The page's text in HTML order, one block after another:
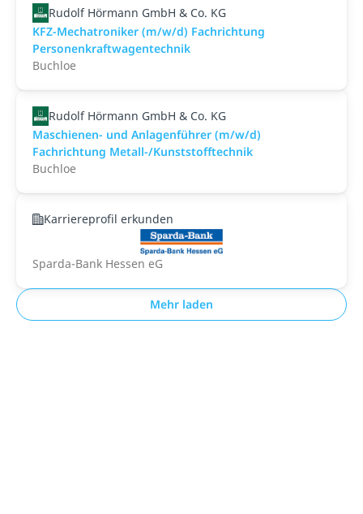
Rudolf Hörmann GmbH & Co. KG
KFZ-Mechatroniker (m/w/d) Fachrichtung
Personenkraftwagentechnik
Buchloe
Rudolf Hörmann GmbH & Co. KG
Maschienen- und Anlagenführer (m/w/d)
Fachrichtung Metall-/Kunststofftechnik
Buchloe
Karriereprofil erkunden
Sparda-Bank Hessen eG
Mehr laden